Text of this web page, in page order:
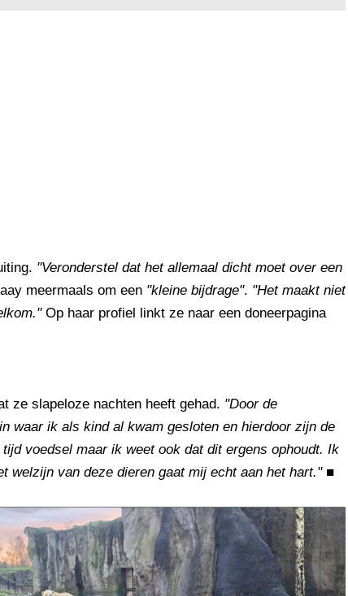
"Veronderstel dat het allemaal dicht moet over een
meermaals om een "kleine bijdrage". "Het maakt niet
Op haar profiel linkt ze naar een doneerpagina
ze slapeloze nachten heeft gehad. "Door de
waar ik als kind al kwam gesloten en hierdoor zijn de
voedsel maar ik weet ook dat dit ergens ophoudt. Ik
welzijn van deze dieren gaat mij echt aan het hart." ■